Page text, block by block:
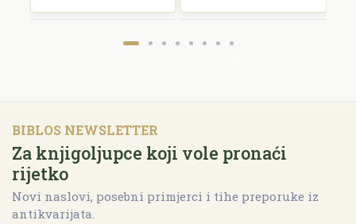
BIBLOS NEWSLETTER
Za knjigoljupce koji vole pronaći
rijetko
Novi naslovi, posebni primjerci i tihe preporuke iz
antikvarijata.